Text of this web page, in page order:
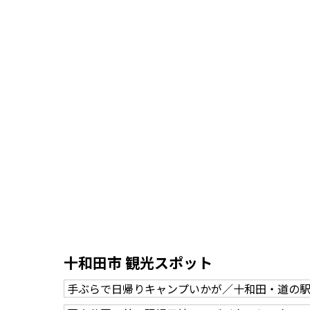
十和田市 観光スポット
手ぶらで日帰りキャンプいかが／十和田・道の